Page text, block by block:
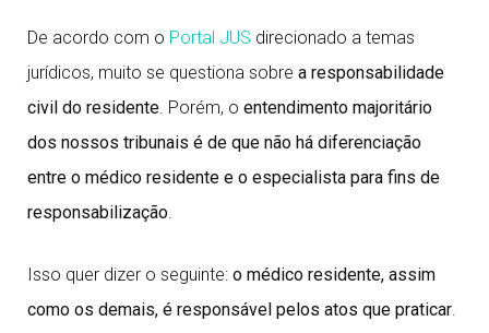
De acordo com o Portal JUS direcionado a temas
jurídicos, muito se questiona sobre a responsabilidade
civil do residente. Porém, o entendimento majoritário
dos nossos tribunais é de que não há diferenciação
entre o médico residente e o especialista para fins de
responsabilização.
Isso quer dizer o seguinte: o médico residente, assim
como os demais, é responsável pelos atos que praticar.